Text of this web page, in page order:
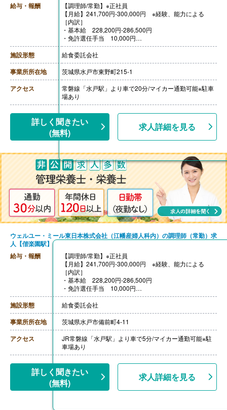
給与・報酬
【調理師/常勤】※正社員
【月給】241,700円-300,000円 ※経験、能力による
［内訳］
・基本給 228,200円-286,500円
・免許選任手当 10,000円
・食事手当 3,500円
［その他手当］
・住宅手当 固定支給
（扶養家族のある世帯主）10,000円
（扶養家族のない世帯主）7,000円
・家族手当
・職責手当
・子育て手当
【賞与】年2回（計2.00ヶ月分）※前年度実績
【通勤手当】あり（上限なし）※当社規定により支給
【昇給】あり（1月あたり0.00％-3.00％）※前年度実績
【退職金】あり※勤続3年以上
※昇給、賞与は実績による
施設形態 給食委託会社
事業所所在地 茨城県水戸市東野町215-1
アクセス
常磐線「水戸駅」より車で20分/マイカー通勤可能※駐車
場あり
詳しく聞きたい
(無料)
求人詳細を見る
ウェルユー・ミール東日本株式会社（江幡産婦人科内）の調理師（常勤）求
人【偕楽園駅】
給与・報酬
【調理師/常勤】※正社員
【月給】241,700円-300,000円 ※経験、能力による
［内訳］
・基本給 228,200円-286,500円
・免許選任手当 10,000円
・食事手当 3,500円
［その他手当］
・住宅手当
・家族手当
・職責手当
・子育て手当
・時間外手当
【賞与】年2回（計2.00ヶ月分）※前年度実績
【通勤手当】あり（上限なし）※当社規定により支給
【昇給】あり（1月あたり0.00％-3.00％）※前年度実績
【退職金】あり※勤続3年以上
※昇給、賞与は実績による
施設形態 給食委託会社
事業所所在地 茨城県水戸市備前町4-11
アクセス
JR常磐線「水戸駅」より車で5分/マイカー通勤可能※駐
車場あり
詳しく聞きたい
(無料)
求人詳細を見る